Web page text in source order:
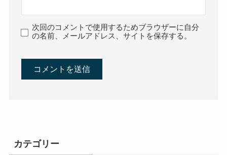
次回のコメントで使用するためブラウザーに自分
の名前、メールアドレス、サイトを保存する。
カテゴリー